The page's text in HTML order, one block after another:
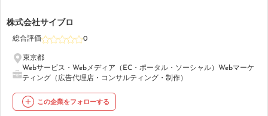
10
株式会社サイブロ
総合評価 0
東京都
Webサービス・Webメディア（EC・ポータル・ソーシャル） Webマーケ
ティング（広告代理店・コンサルティング・制作）
この企業をフォローする